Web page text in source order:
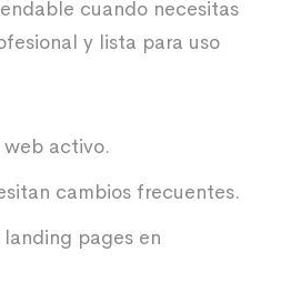
cuando necesitas
y lista para uso
web activo.
cambios frecuentes.
landing pages en